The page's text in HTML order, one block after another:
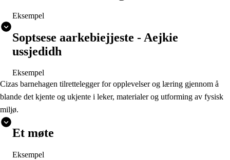
Eksempel
Soptsese aarkebiejjeste - Aejkie
ussjedidh
Eksempel
Cizas barnehagen tilrettelegger for opplevelser og læring gjennom å
blande det kjente og ukjente i leker, materialer og utforming av fysisk
miljø.
Et møte
Eksempel